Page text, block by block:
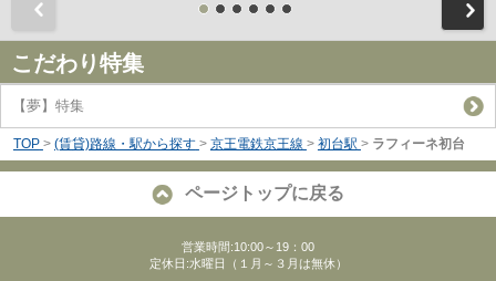
こだわり特集
【夢】特集
TOP > (賃貸)路線・駅から探す > 京王電鉄京王線 > 初台駅 > ラフィーネ初台
ページトップに戻る
営業時間:10:00～19：00
定休日:水曜日（１月～３月は無休）